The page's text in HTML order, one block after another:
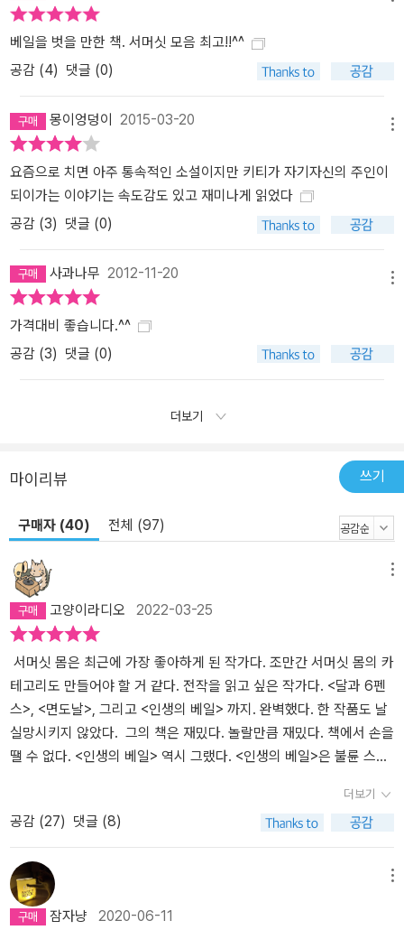
베일을 벗을 만한 책. 서머싯 모음 최고!!^^
공감 (4) 댓글 (0)
몽이엉덩이 2015-03-20
요즘으로 치면 아주 통속적인 소설이지만 키티가 자기자신의 주인이
되이가는 이야기는 속도감도 있고 재미나게 읽었다
공감 (3) 댓글 (0)
사과나무 2012-11-20
가격대비 좋습니다.^^
공감 (3) 댓글 (0)
더보기
마이리뷰 쓰기
구매자 (40) 전체 (97)
고양이라디오 2022-03-25
서머싯 몸은 최근에 가장 좋아하게 된 작가다. 조만간 서머싯 몸의 카
테고리도 만들어야 할 거 같다. 전작을 읽고 싶은 작가다. <달과 6펜
스>, <면도날>, 그리고 <인생의 베일> 까지. 완벽했다. 한 작품도 날
실망시키지 않았다. 그의 책은 재밌다. 놀랄만큼 재밌다. 책에서 손을
땔 수 없다. <인생의 베일> 역시 그랬다. <인생의 베일>은 불륜 스토
재밌다니!!! 전혀 몰랐다. 불륜 스토리인 <보바리 부인>에 대해 큰 관
심이 없었는데 이 책을 읽고 관심이 커졌다. <보바리 부인> 어서 읽어
봐야겠다. 불륜이 왜 재밌을까 생각해봤다. 일단 몰입, 공감이 엄청나
게 잘 된다. 불륜에 대한 관심은 인간의 본성에 새겨진 특성이라 생각
한다. 불륜은 인간의 생존과 번식에 중대한 문제다. 작가는 인간 본성
의 미묘하고 깊숙한 곳까지 거침없이 묘사한다. 술술 읽히는 그의 글
더보기
공감 (27) 댓글 (8)
잠자냥 2020-06-11